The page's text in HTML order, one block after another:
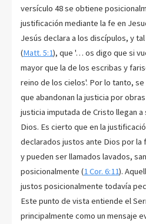
versículo 48 se obtiene
justificación mediante la fe en
Jesús declara a los discípulos, y
(Matt. 5:1), que '… os digo que si
mayor que la de los escribas y
reino de los cielos'. Por lo tanto,
que abandonan la justicia por
justicia imputada de Cristo llegan
Dios. Es cierto que en la
declarados justos ante Dios por la
y pueden ser llamados lavados,
posicionalmente (1 Cor. 6:11).
justos posicionalmente todavía
Este punto de vista entiende el
principalmente como un mensaje